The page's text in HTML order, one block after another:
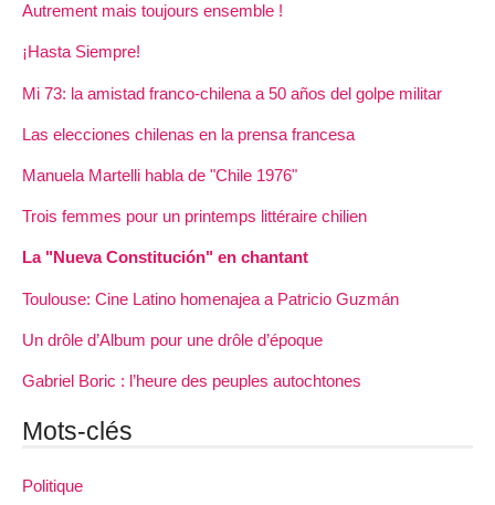
Autrement mais toujours ensemble !
¡Hasta Siempre!
Mi 73: la amistad franco-chilena a 50 años del golpe militar
Las elecciones chilenas en la prensa francesa
Manuela Martelli habla de "Chile 1976"
Trois femmes pour un printemps littéraire chilien
La "Nueva Constitución" en chantant
Toulouse: Cine Latino homenajea a Patricio Guzmán
Un drôle d’Album pour une drôle d’époque
Gabriel Boric : l’heure des peuples autochtones
Mots-clés
Politique